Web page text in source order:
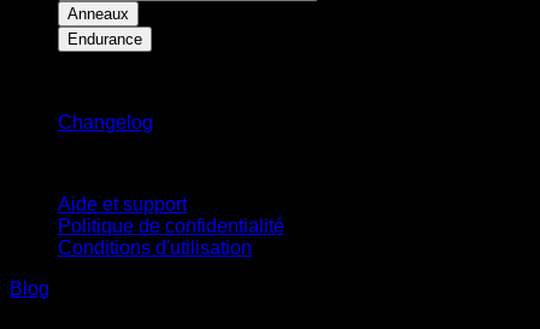
Anneaux
Endurance
Changelog
Aide et support
Politique de confidentialité
Conditions d'utilisation
Blog